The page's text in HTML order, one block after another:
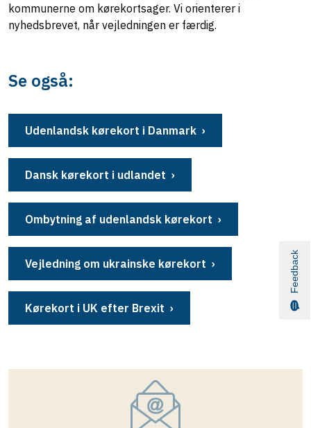
kommunerne om kørekortsager. Vi orienterer i
nyhedsbrevet, når vejledningen er færdig.
Se også:
Udenlandsk kørekort i Danmark
Dansk kørekort i udlandet
Ombytning af udenlandsk kørekort
Vejledning om ukrainske kørekort
Kørekort i UK efter Brexit
Feedback